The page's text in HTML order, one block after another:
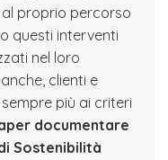
proprio percorso
questi interventi
nel loro
clienti e
più ai criteri
documentare
Sostenibilità